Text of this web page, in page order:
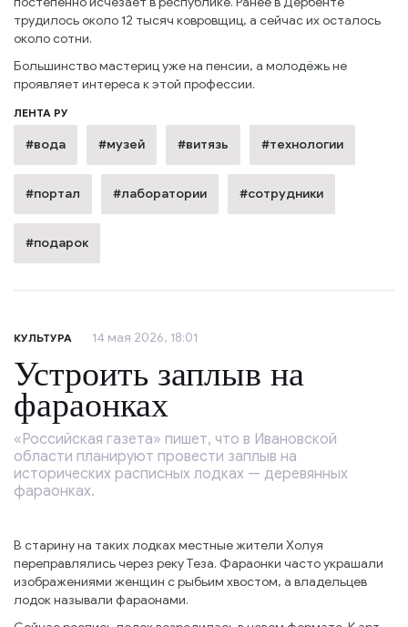
трудилось около 12 тысяч ковровщиц, а сейчас их осталось
около сотни.
Большинство мастериц уже на пенсии, а молодёжь не
проявляет интереса к этой профессии.
ЛЕНТА РУ
#вода #музей #витязь #технологии
#портал #лаборатории #сотрудники
#подарок
КУЛЬТУРА 14 мая 2026, 18:01
Устроить заплыв на
фараонках
«Российская газета» пишет, что в Ивановской
области планируют провести заплыв на
исторических расписных лодках — деревянных
фараонках.
В старину на таких лодках местные жители Холуя
переправлялись через реку Теза. Фараонки часто украшали
изображениями женщин с рыбьим хвостом, а владельцев
лодок называли фараонами.